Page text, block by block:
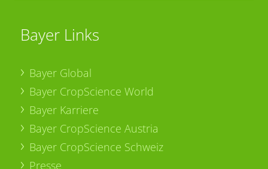
Bayer Links
Bayer Global
Bayer CropScience World
Bayer Karriere
Bayer CropScience Austria
Bayer CropScience Schweiz
Presse